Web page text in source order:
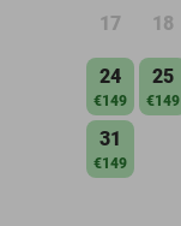
17 18
24
€149
25
€149
31
€149